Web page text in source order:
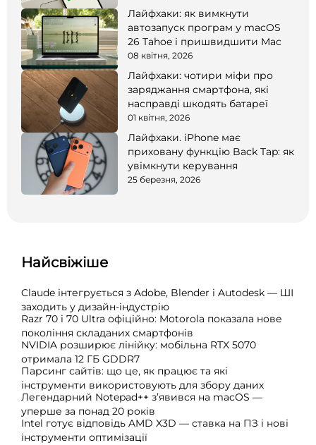
Лайфхаки: як вимкнути
автозапуск програм у macOS
26 Tahoe і пришвидшити Mac
08 квітня, 2026
Лайфхаки: чотири міфи про
заряджання смартфона, які
насправді шкодять батареї
01 квітня, 2026
Лайфхаки. iPhone має
приховану функцію Back Tap: як
увімкнути керування
25 березня, 2026
Найсвіжіше
Claude інтегрується з Adobe, Blender і Autodesk — ШІ
заходить у дизайн-індустрію
Razr 70 і 70 Ultra офіційно: Motorola показала нове
покоління складаних смартфонів
NVIDIA розширює лінійку: мобільна RTX 5070
отримала 12 ГБ GDDR7
Парсинг сайтів: що це, як працює та які
інструменти використовують для збору даних
Легендарний Notepad++ з’явився на macOS —
уперше за понад 20 років
Intel готує відповідь AMD X3D — ставка на ПЗ і нові
інструменти оптимізації